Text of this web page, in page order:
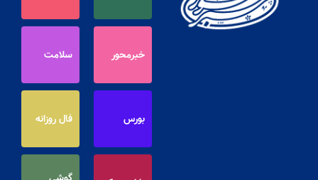
خبرمحور سلامت
بورس فال روزانه